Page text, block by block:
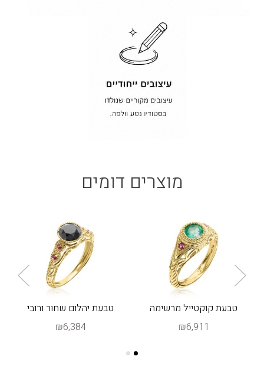
מוצרים דומים
טבעת קוקטייל מרשימה
₪6,911
טבעת יהלום שחור ורובי
₪6,384